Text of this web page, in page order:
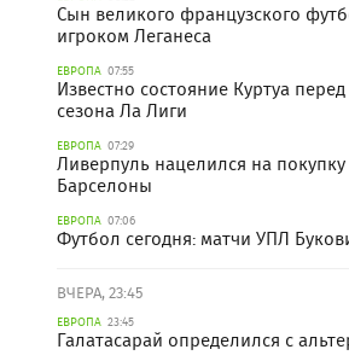
Сын великого французского
игроком Леганеса
ЕВРОПА 07:55
Известно состояние Куртуа
сезона Ла Лиги
ЕВРОПА 07:29
Ливерпуль нацелился на
Барселоны
ЕВРОПА 07:06
Футбол сегодня: матчи УПЛ
ВЧЕРА, 23:45
ЕВРОПА 23:45
Галатасарай определился с